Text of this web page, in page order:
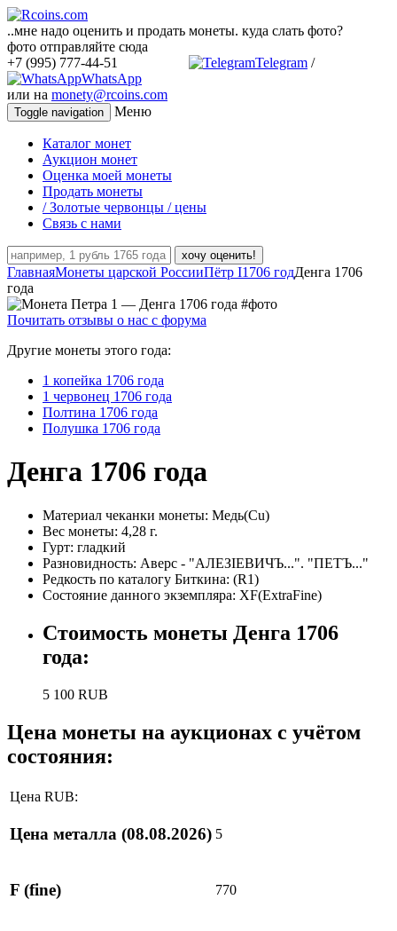
..мне надо оценить и продать монеты. куда слать фото?
фото отправляйте сюда
+7 (995) 777-44-51
Telegram /
WhatsApp
или на monety@rcoins.com
Toggle navigation Меню
Каталог монет
Аукцион монет
Оценка моей монеты
Продать монеты
/ Золотые червонцы / цены
Связь с нами
хочу оценить!
ГлавнаяМонеты царской РоссииПётр I1706 годДенга 1706
года
Почитать отзывы о нас с форума
Другие монеты этого года:
1 копейка 1706 года
1 червонец 1706 года
Полтина 1706 года
Полушка 1706 года
Денга 1706 года
Материал чеканки монеты: Медь(Cu)
Вес монеты: 4,28 г.
Гурт: гладкий
Разновидность: Аверс - "АЛЕЗIЕВИЧЪ...". "ПЕТЪ..."
Редкость по каталогу Биткина: (R1)
Состояние данного экземпляра: XF(ExtraFine)
Стоимость монеты Денга 1706
года:
5 100 RUB
Цена монеты на аукционах с учётом
состояния:
Цена RUB:
Цена металла (08.08.2026) 5
F (fine) 770